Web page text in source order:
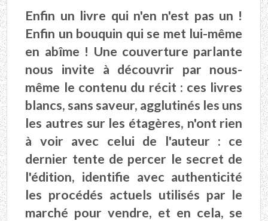
Enfin un livre qui n'en n'est pas un !
Enfin un bouquin qui se met lui-même
en abîme ! Une couverture parlante
nous invite à découvrir par nous-
même le contenu du récit : ces livres
blancs, sans saveur, agglutinés les uns
les autres sur les étagères, n'ont rien
à voir avec celui de l'auteur : ce
dernier tente de percer le secret de
l'édition, identifie avec authenticité
les procédés actuels utilisés par le
marché pour vendre, et en cela, se